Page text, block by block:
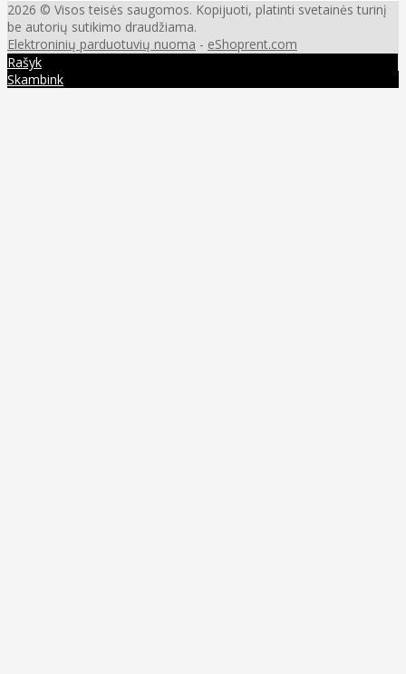
2026 © Visos teisės saugomos. Kopijuoti, platinti svetainės turinį
be autorių sutikimo draudžiama.
Elektroninių parduotuvių nuoma - eShoprent.com
Rašyk
Skambink